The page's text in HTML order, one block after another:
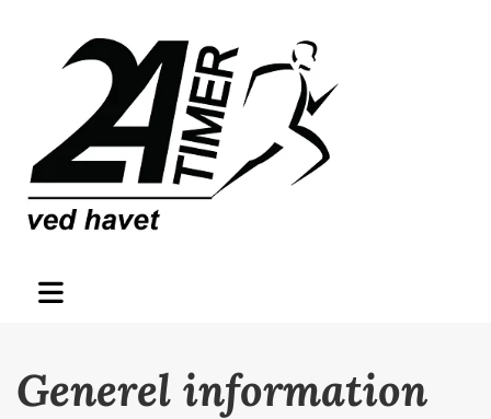
Generel information